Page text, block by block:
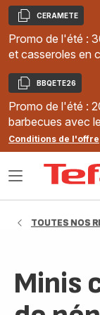
Copier
CERAMETE
Promo de l'été :
et casseroles en
Copier
BBQETE26
Promo de l'été :
barbecues avec
Conditions de l'offre
Ouvrir
TOUTES NOS
Minis